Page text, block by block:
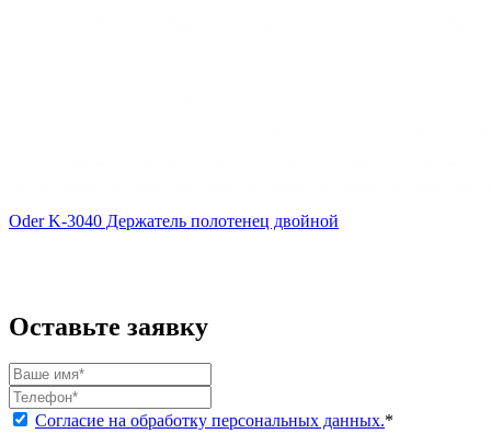
Oder K-3040 Держатель полотенец двойной
Оставьте заявку
Согласие на обработку персональных данных.*